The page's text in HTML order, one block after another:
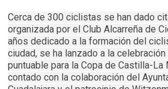
Cerca de 300 ciclistas se han dado
organizada por el Club Alcarreña de
años dedicado a la formación del
ciudad, se ha lanzado a la
puntuable para la Copa de Castilla-La
contado con la colaboración del